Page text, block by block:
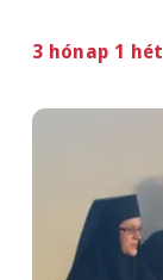
3 hónap 1 hét
Image